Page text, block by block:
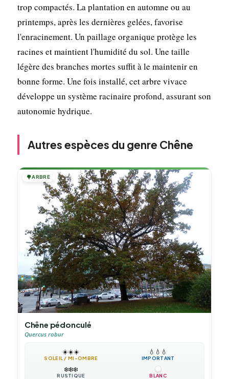
trop compactés. La plantation en automne ou au
printemps, après les dernières gelées, favorise
l'enracinement. Un paillage organique protège les
racines et maintient l'humidité du sol. Une taille
légère des branches mortes suffit à le maintenir en
bonne forme. Une fois installé, cet arbre vivace
développe un système racinaire profond, assurant son
autonomie hydrique.
Autres espèces du genre Chêne
🌳ARBRE
Chêne pédonculé
Quercus robur
☀️☀️☀️
SOLEIL / MI-OMBRE
💧 💧 💧
IMPORTANT
❄️❄️❄️
RUSTIQUE BLANC